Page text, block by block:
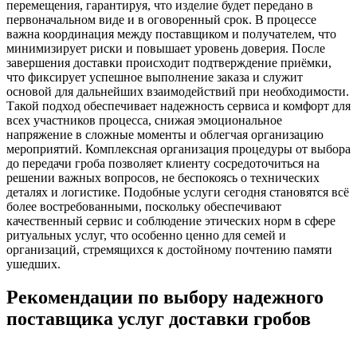
перемещения, гарантируя, что изделие будет передано в
первоначальном виде и в оговоренный срок. В процессе
важна координация между поставщиком и получателем, что
минимизирует риски и повышает уровень доверия. После
завершения доставки происходит подтверждение приёмки,
что фиксирует успешное выполнение заказа и служит
основой для дальнейших взаимодействий при необходимости.
Такой подход обеспечивает надежность сервиса и комфорт для
всех участников процесса, снижая эмоциональное
напряжение в сложные моменты и облегчая организацию
мероприятий. Комплексная организация процедуры от выбора
до передачи гроба позволяет клиенту сосредоточиться на
решении важных вопросов, не беспокоясь о технических
деталях и логистике. Подобные услуги сегодня становятся всё
более востребованными, поскольку обеспечивают
качественный сервис и соблюдение этических норм в сфере
ритуальных услуг, что особенно ценно для семей и
организаций, стремящихся к достойному почтению памяти
ушедших.
Рекомендации по выбору надежного
поставщика услуг доставки гробов